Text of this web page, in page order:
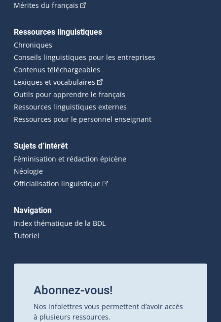
Mérites du français (Cet hyperlien externe s'ouvrira dans une
Ressources linguistiques
Chroniques
Conseils linguistiques pour les entreprises
Contenus téléchargeables
Lexiques et vocabulaires (Cet hyperlien externe s'ouvrira
Outils pour apprendre le français
Ressources linguistiques externes
Ressources pour le personnel enseignant
Sujets d’intérêt
Féminisation et rédaction épicène
Néologie
Officialisation linguistique(Cet hyperlien externe s'ouvrira
Navigation
Index thématique de la BDL
Tutoriel
Abonnez-vous!
Nos infolettres vous permettent d’avoir accès
à plusieurs ressources.